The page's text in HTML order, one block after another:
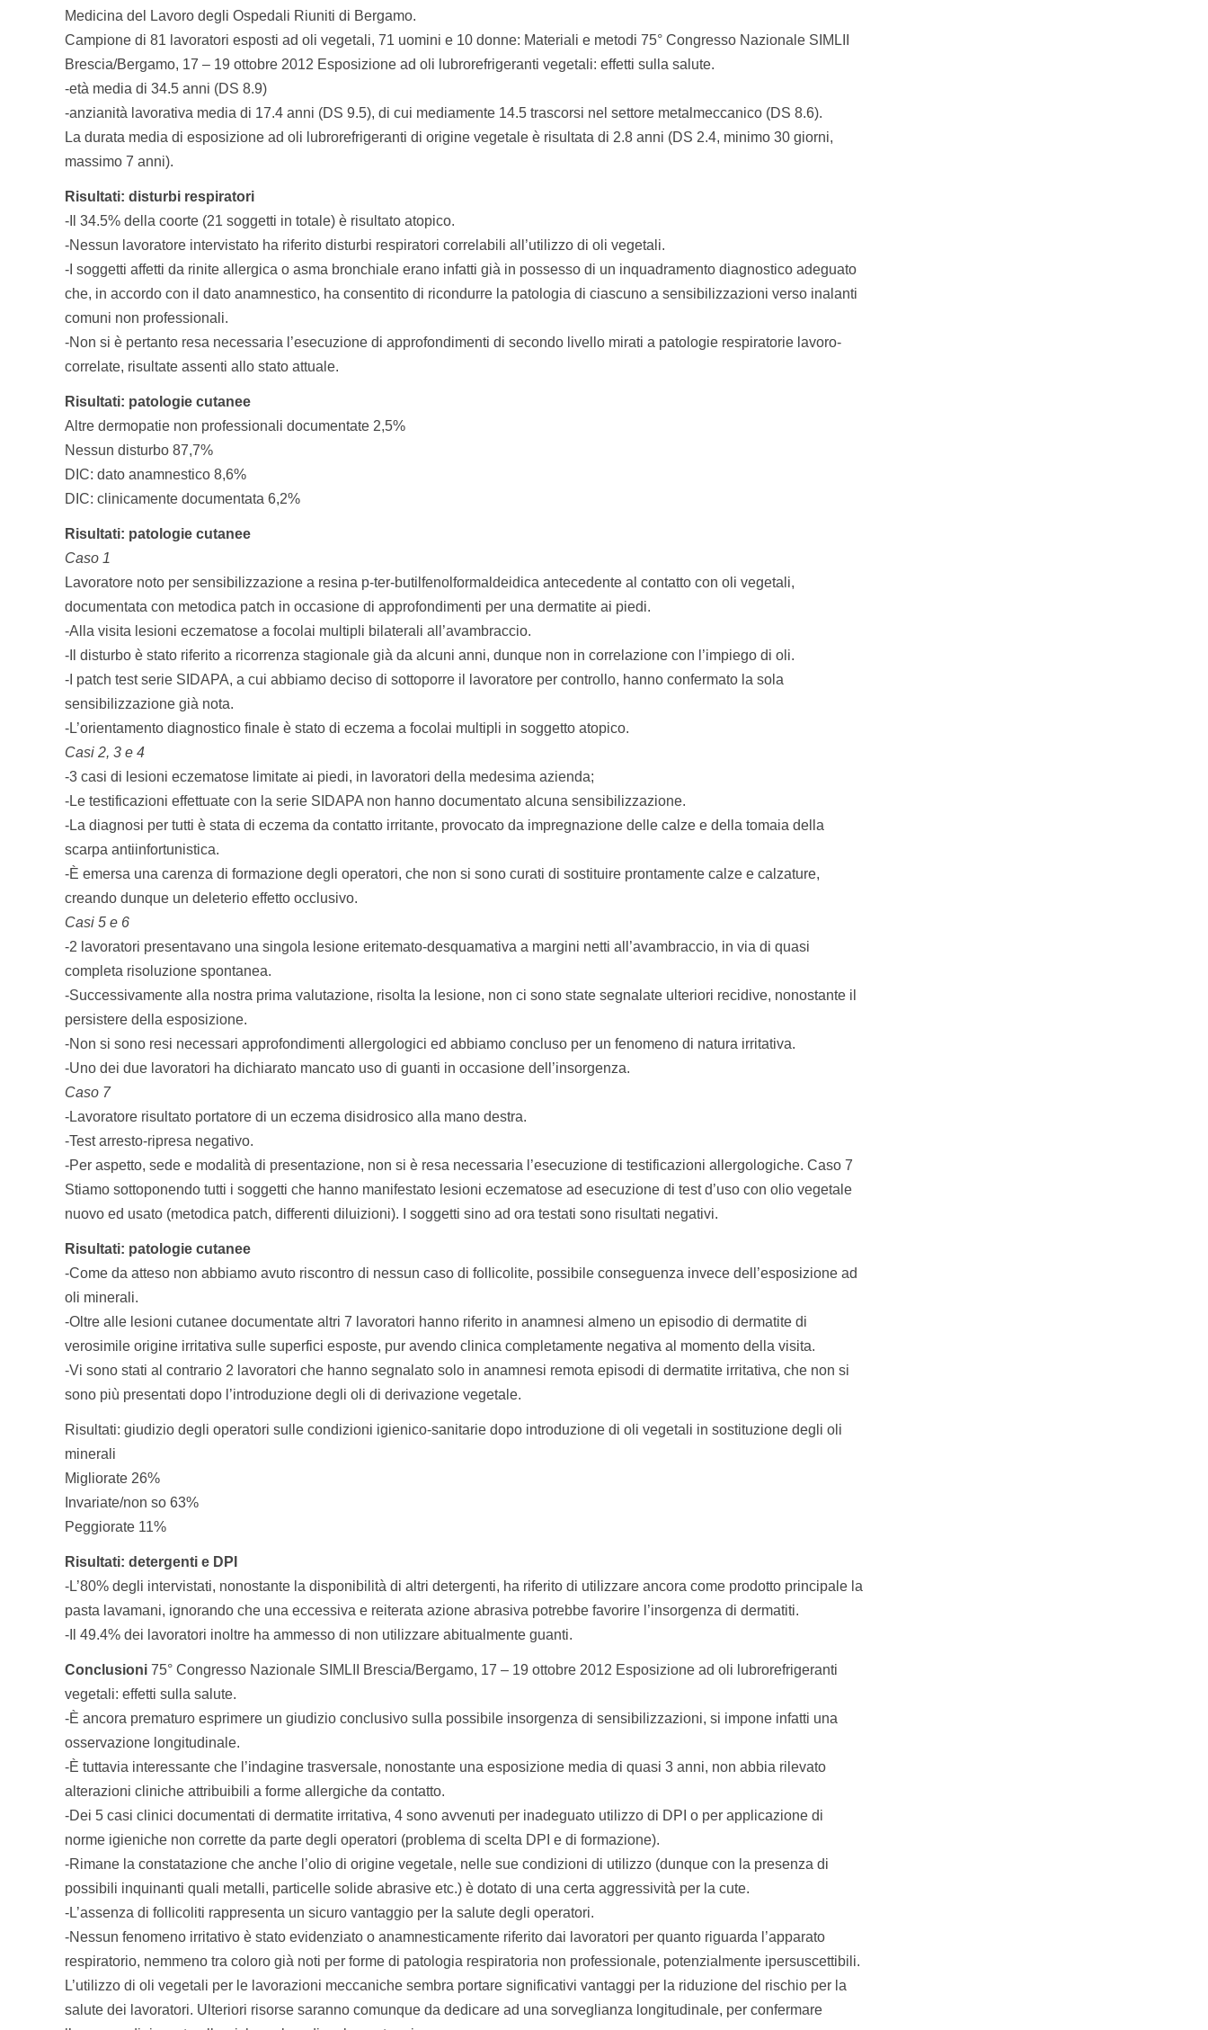
Medicina del Lavoro degli Ospedali Riuniti di Bergamo.
Campione di 81 lavoratori esposti ad oli vegetali, 71 uomini e 10 donne: Materiali e metodi 75° Congresso Nazionale SIMLII
Brescia/Bergamo, 17 – 19 ottobre 2012 Esposizione ad oli lubrorefrigeranti vegetali: effetti sulla salute.
-età media di 34.5 anni (DS 8.9)
-anzianità lavorativa media di 17.4 anni (DS 9.5), di cui mediamente 14.5 trascorsi nel settore metalmeccanico (DS 8.6).
La durata media di esposizione ad oli lubrorefrigeranti di origine vegetale è risultata di 2.8 anni (DS 2.4, minimo 30 giorni,
massimo 7 anni).
Risultati: disturbi respiratori
-Il 34.5% della coorte (21 soggetti in totale) è risultato atopico.
-Nessun lavoratore intervistato ha riferito disturbi respiratori correlabili all’utilizzo di oli vegetali.
-I soggetti affetti da rinite allergica o asma bronchiale erano infatti già in possesso di un inquadramento diagnostico adeguato
che, in accordo con il dato anamnestico, ha consentito di ricondurre la patologia di ciascuno a sensibilizzazioni verso inalanti
comuni non professionali.
-Non si è pertanto resa necessaria l’esecuzione di approfondimenti di secondo livello mirati a patologie respiratorie lavoro-
correlate, risultate assenti allo stato attuale.
Risultati: patologie cutanee
Altre dermopatie non professionali documentate 2,5%
Nessun disturbo 87,7%
DIC: dato anamnestico 8,6%
DIC: clinicamente documentata 6,2%
Risultati: patologie cutanee
Caso 1
Lavoratore noto per sensibilizzazione a resina p-ter-butilfenolformaldeidica antecedente al contatto con oli vegetali,
documentata con metodica patch in occasione di approfondimenti per una dermatite ai piedi.
-Alla visita lesioni eczematose a focolai multipli bilaterali all’avambraccio.
-Il disturbo è stato riferito a ricorrenza stagionale già da alcuni anni, dunque non in correlazione con l’impiego di oli.
-I patch test serie SIDAPA, a cui abbiamo deciso di sottoporre il lavoratore per controllo, hanno confermato la sola
sensibilizzazione già nota.
-L’orientamento diagnostico finale è stato di eczema a focolai multipli in soggetto atopico.
Casi 2, 3 e 4
-3 casi di lesioni eczematose limitate ai piedi, in lavoratori della medesima azienda;
-Le testificazioni effettuate con la serie SIDAPA non hanno documentato alcuna sensibilizzazione.
-La diagnosi per tutti è stata di eczema da contatto irritante, provocato da impregnazione delle calze e della tomaia della
scarpa antiinfortunistica.
-È emersa una carenza di formazione degli operatori, che non si sono curati di sostituire prontamente calze e calzature,
creando dunque un deleterio effetto occlusivo.
Casi 5 e 6
-2 lavoratori presentavano una singola lesione eritemato-desquamativa a margini netti all’avambraccio, in via di quasi
completa risoluzione spontanea.
-Successivamente alla nostra prima valutazione, risolta la lesione, non ci sono state segnalate ulteriori recidive, nonostante il
persistere della esposizione.
-Non si sono resi necessari approfondimenti allergologici ed abbiamo concluso per un fenomeno di natura irritativa.
-Uno dei due lavoratori ha dichiarato mancato uso di guanti in occasione dell’insorgenza.
Caso 7
-Lavoratore risultato portatore di un eczema disidrosico alla mano destra.
-Test arresto-ripresa negativo.
-Per aspetto, sede e modalità di presentazione, non si è resa necessaria l’esecuzione di testificazioni allergologiche. Caso 7
Stiamo sottoponendo tutti i soggetti che hanno manifestato lesioni eczematose ad esecuzione di test d’uso con olio vegetale
nuovo ed usato (metodica patch, differenti diluizioni). I soggetti sino ad ora testati sono risultati negativi.
Risultati: patologie cutanee
-Come da atteso non abbiamo avuto riscontro di nessun caso di follicolite, possibile conseguenza invece dell’esposizione ad
oli minerali.
-Oltre alle lesioni cutanee documentate altri 7 lavoratori hanno riferito in anamnesi almeno un episodio di dermatite di
verosimile origine irritativa sulle superfici esposte, pur avendo clinica completamente negativa al momento della visita.
-Vi sono stati al contrario 2 lavoratori che hanno segnalato solo in anamnesi remota episodi di dermatite irritativa, che non si
sono più presentati dopo l’introduzione degli oli di derivazione vegetale.
Risultati: giudizio degli operatori sulle condizioni igienico-sanitarie dopo introduzione di oli vegetali in sostituzione degli oli
minerali
Migliorate 26%
Invariate/non so 63%
Peggiorate 11%
Risultati: detergenti e DPI
-L’80% degli intervistati, nonostante la disponibilità di altri detergenti, ha riferito di utilizzare ancora come prodotto principale la
pasta lavamani, ignorando che una eccessiva e reiterata azione abrasiva potrebbe favorire l’insorgenza di dermatiti.
-Il 49.4% dei lavoratori inoltre ha ammesso di non utilizzare abitualmente guanti.
Conclusioni 75° Congresso Nazionale SIMLII Brescia/Bergamo, 17 – 19 ottobre 2012 Esposizione ad oli lubrorefrigeranti
vegetali: effetti sulla salute.
-È ancora prematuro esprimere un giudizio conclusivo sulla possibile insorgenza di sensibilizzazioni, si impone infatti una
osservazione longitudinale.
-È tuttavia interessante che l’indagine trasversale, nonostante una esposizione media di quasi 3 anni, non abbia rilevato
alterazioni cliniche attribuibili a forme allergiche da contatto.
-Dei 5 casi clinici documentati di dermatite irritativa, 4 sono avvenuti per inadeguato utilizzo di DPI o per applicazione di
norme igieniche non corrette da parte degli operatori (problema di scelta DPI e di formazione).
-Rimane la constatazione che anche l’olio di origine vegetale, nelle sue condizioni di utilizzo (dunque con la presenza di
possibili inquinanti quali metalli, particelle solide abrasive etc.) è dotato di una certa aggressività per la cute.
-L’assenza di follicoliti rappresenta un sicuro vantaggio per la salute degli operatori.
-Nessun fenomeno irritativo è stato evidenziato o anamnesticamente riferito dai lavoratori per quanto riguarda l’apparato
respiratorio, nemmeno tra coloro già noti per forme di patologia respiratoria non professionale, potenzialmente ipersuscettibili.
L’utilizzo di oli vegetali per le lavorazioni meccaniche sembra portare significativi vantaggi per la riduzione del rischio per la
salute dei lavoratori. Ulteriori risorse saranno comunque da dedicare ad una sorveglianza longitudinale, per confermare